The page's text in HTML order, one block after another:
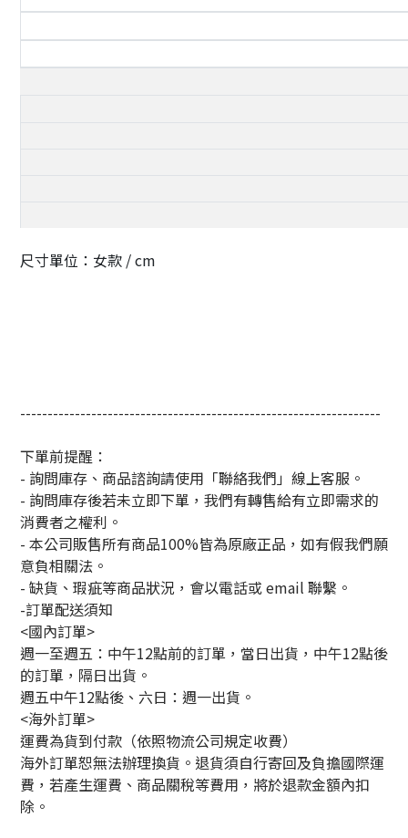
尺寸單位：女款 / cm
------------------------------------------------------------------
下單前提醒：
- 詢問庫存、商品諮詢請使用「聯絡我們」線上客服。
- 詢問庫存後若未立即下單，我們有轉售給有立即需求的
消費者之權利。
- 本公司販售所有商品100%皆為原廠正品，如有假我們願
意負相關法。
- 缺貨、瑕疵等商品狀況，會以電話或 email 聯繫。
-訂單配送須知
<國內訂單>
週一至週五：中午12點前的訂單，當日出貨，中午12點後
的訂單，隔日出貨。
週五中午12點後、六日：週一出貨。
<海外訂單>
運費為貨到付款（依照物流公司規定收費）
海外訂單恕無法辦理換貨。退貨須自行寄回及負擔國際運
費，若產生運費、商品關稅等費用，將於退款金額內扣
除。